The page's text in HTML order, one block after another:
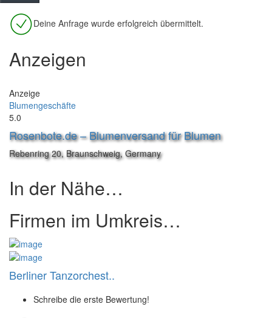
Deine Anfrage wurde erfolgreich übermittelt.
Anzeigen
Anzeige
Blumengeschäfte
5.0
Rosenbote.de – Blumenversand für Blumen
Rebenring 20, Braunschweig, Germany
In der Nähe…
Firmen im Umkreis…
Berliner Tanzorchest..
Schreibe die erste Bewertung!